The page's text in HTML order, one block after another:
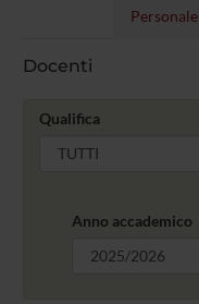
Personale
Docenti
Qualifica
Anno accademico